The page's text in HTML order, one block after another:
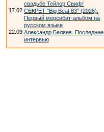
свадьбе Тейлор Свифт
17.02 СЕКРЕТ "Big Beat 83" (2026).
Первый мерсибит-альбом на
русском языке
22.09 Александр Беляев. Последнее
интервью